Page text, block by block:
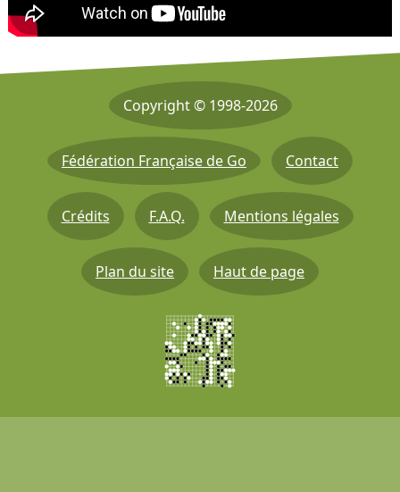
Copyright © 1998-2026
Fédération Française de Go Contact
Crédits F.A.Q. Mentions légales
Plan du site Haut de page